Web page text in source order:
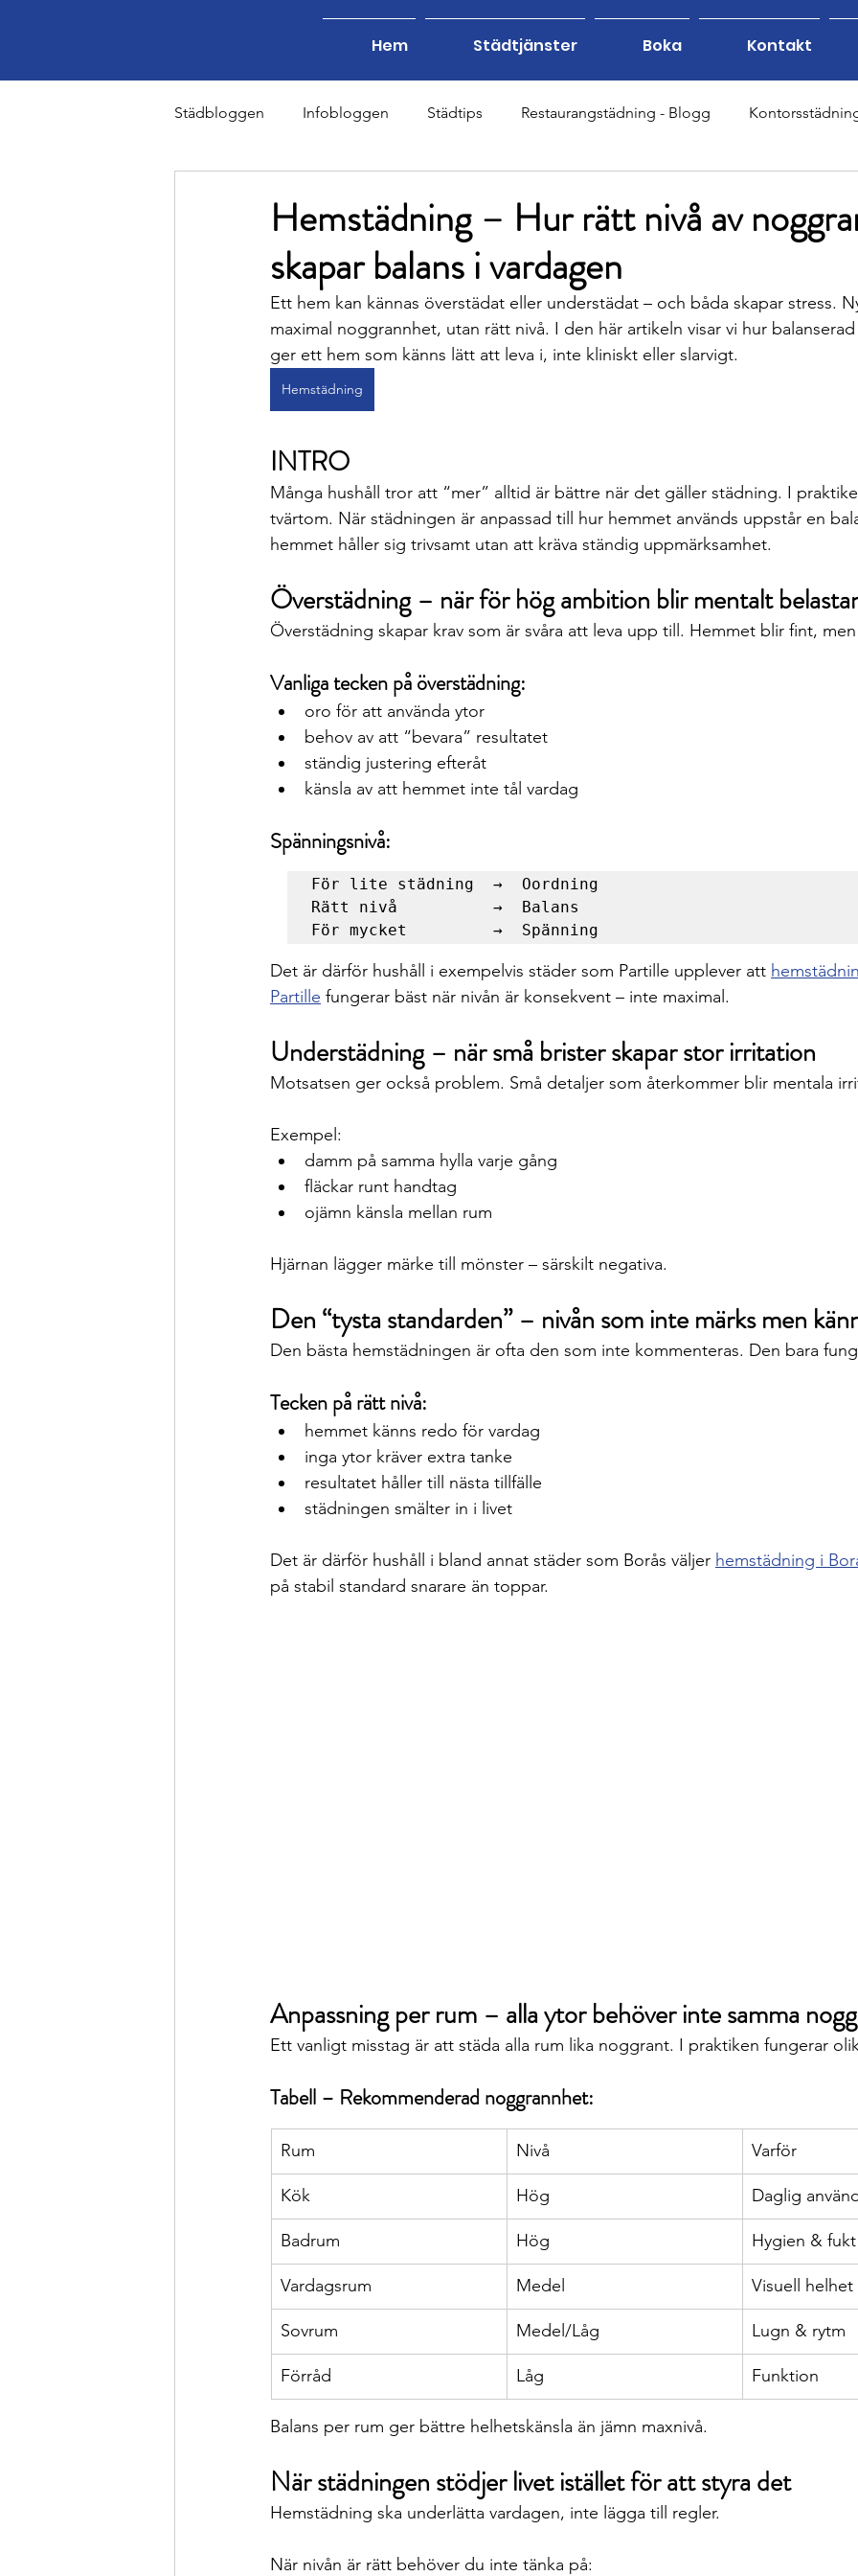
Hem Städtjänster Boka Kontakt
Städbloggen Infobloggen Städtips Restaurangstädning - Blogg
Fönsterputs - Blogg Byggstädning - Blogg Hemstädning - Blogg
Hemstädning – Hur rätt nivå av
skapar balans i vardagen
Ett hem kan kännas överstädat eller understädat – och båda skapar stress.
maximal noggrannhet, utan rätt nivå. I den här artikeln visar vi hur
ger ett hem som känns lätt att leva i, inte kliniskt eller slarvigt.
Hemstädning
INTRO
Många hushåll tror att “mer” alltid är bättre när det gäller städning. I
tvärtom. När städningen är anpassad till hur hemmet används uppstår en
hemmet håller sig trivsamt utan att kräva ständig uppmärksamhet.
Överstädning – när för hög ambition blir mentalt
Överstädning skapar krav som är svåra att leva upp till. Hemmet blir fint,
Vanliga tecken på överstädning:
oro för att använda ytor
behov av att “bevara” resultatet
ständig justering efteråt
känsla av att hemmet inte tål vardag
Spänningsnivå:
För lite städning  →  Oordning
Rätt nivå          →  Balans
Det är därför hushåll i exempelvis städer som Partille upplever att
Partille fungerar bäst när nivån är konsekvent – inte maximal.
Understädning – när små brister skapar stor irritation
Motsatsen ger också problem. Små detaljer som återkommer blir mentala
Exempel:
damm på samma hylla varje gång
fläckar runt handtag
ojämn känsla mellan rum
Hjärnan lägger märke till mönster – särskilt negativa.
Den “tysta standarden” – nivån som inte märks men
Den bästa hemstädningen är ofta den som inte kommenteras. Den bara
Tecken på rätt nivå:
hemmet känns redo för vardag
inga ytor kräver extra tanke
resultatet håller till nästa tillfälle
städningen smälter in i livet
Det är därför hushåll i bland annat städer som Borås väljer hemstädning i
på stabil standard snarare än toppar.
Anpassning per rum – alla ytor behöver inte samma
Ett vanligt misstag är att städa alla rum lika noggrant. I praktiken fungerar
Tabell – Rekommenderad noggrannhet:
Rum Nivå Varför
Kök Hög Daglig
Badrum Hög Hygien & fukt
Vardagsrum Medel Visuell helhet
Sovrum Medel/Låg Lugn & rytm
Förråd Låg Funktion
Balans per rum ger bättre helhetskänsla än jämn maxnivå.
När städningen stödjer livet istället för att styra det
Hemstädning ska underlätta vardagen, inte lägga till regler.
När nivån är rätt behöver du inte tänka på: